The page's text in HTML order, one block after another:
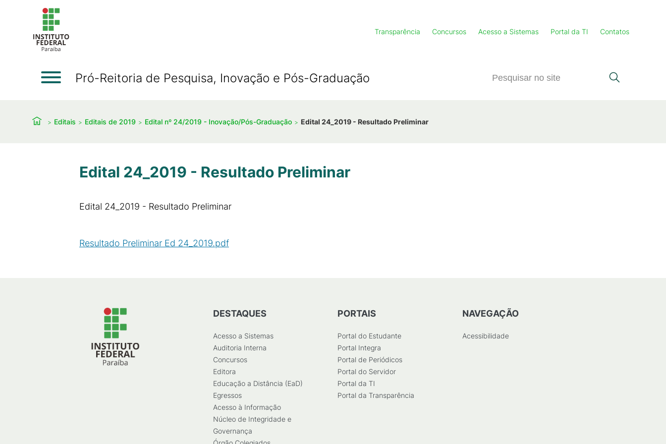
Transparência Concursos Acesso a Sistemas Portal da TI Contatos
Pró-Reitoria de Pesquisa, Inovação e Pós-Graduação
Editais Editais de 2019 Edital nº 24/2019 - Inovação/Pós-Graduação Edital 24_2019 - Resultado Preliminar
Edital 24_2019 - Resultado Preliminar
Edital 24_2019 - Resultado Preliminar
Resultado Preliminar Ed 24_2019.pdf
DESTAQUES
Acesso a Sistemas
Auditoria Interna
Concursos
Editora
Educação a Distância (EaD)
Egressos
Acesso à Informação
Núcleo de Integridade e
Governança
PORTAIS
Portal do Estudante
Portal Integra
Portal de Periódicos
Portal do Servidor
Portal da TI
Portal da Transparência
NAVEGAÇÃO
Acessibilidade